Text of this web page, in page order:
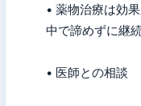
• 薬物治療は効
中で諦めずに継
• 医師との相談